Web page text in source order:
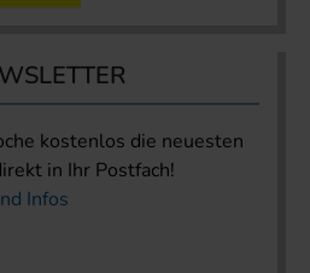
kostenlos die neuesten
in Ihr Postfach!
Infos